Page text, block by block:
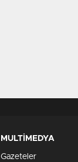
MULTİMEDYA
Gazeteler